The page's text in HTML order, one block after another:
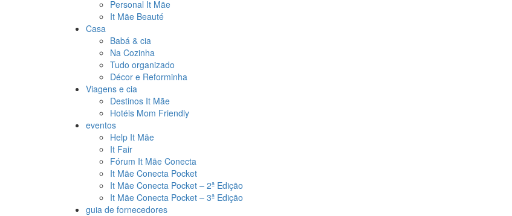
Personal It Mãe
It Mãe Beauté
Casa
Babá & cia
Na Cozinha
Tudo organizado
Décor e Reforminha
Viagens e cia
Destinos It Mãe
Hotéis Mom Friendly
eventos
Help It Mãe
It Fair
Fórum It Mãe Conecta
It Mãe Conecta Pocket
It Mãe Conecta Pocket – 2ª Edição
It Mãe Conecta Pocket – 3ª Edição
guia de fornecedores